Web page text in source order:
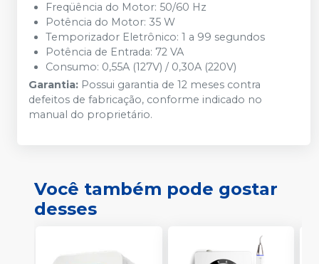
Freqüência do Motor: 50/60 Hz
Potência do Motor: 35 W
Temporizador Eletrônico: 1 a 99 segundos
Potência de Entrada: 72 VA
Consumo: 0,55A (127V) / 0,30A (220V)
Garantia: Possui garantia de 12 meses contra
defeitos de fabricação, conforme indicado no
manual do proprietário.
Você também pode gostar
desses